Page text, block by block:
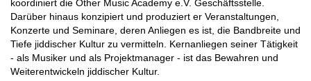
koordiniert die Other Music Academy e.V. Geschäftsstelle.
Darüber hinaus konzipiert und produziert er Veranstaltungen,
Konzerte und Seminare, deren Anliegen es ist, die Bandbreite und
Tiefe jiddischer Kultur zu vermitteln. Kernanliegen seiner Tätigkeit
- als Musiker und als Projektmanager - ist das Bewahren und
Weiterentwickeln jiddischer Kultur.